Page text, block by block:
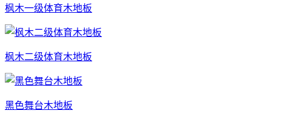
枫木一级体育木地板
枫木二级体育木地板
黑色舞台木地板